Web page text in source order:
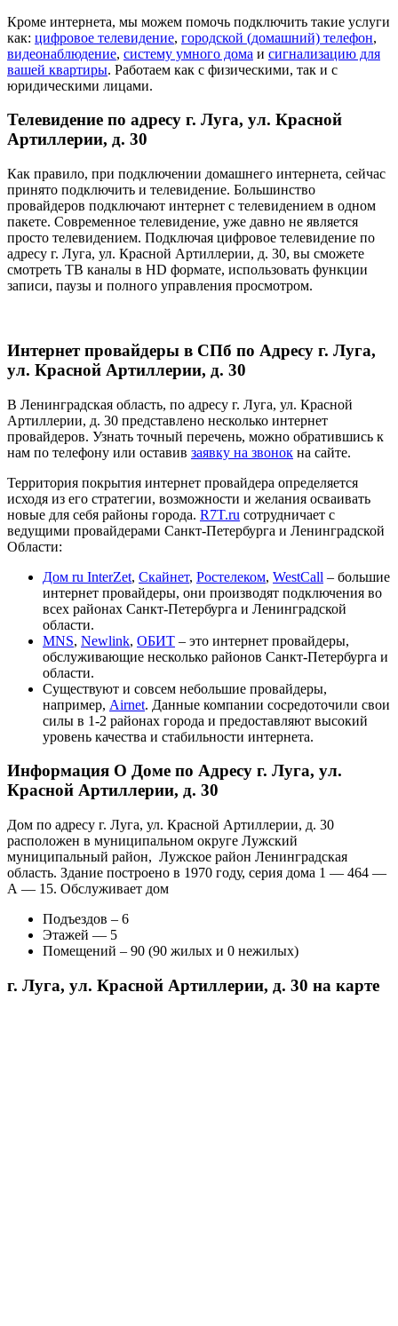
Кроме интернета, мы можем помочь подключить такие услуги
как: цифровое телевидение, городской (домашний) телефон,
видеонаблюдение, систему умного дома и сигнализацию для
вашей квартиры. Работаем как с физическими, так и с
юридическими лицами.
Телевидение по адресу г. Луга, ул. Красной
Артиллерии, д. 30
Как правило, при подключении домашнего интернета, сейчас
принято подключить и телевидение. Большинство
провайдеров подключают интернет с телевидением в одном
пакете. Современное телевидение, уже давно не является
просто телевидением. Подключая цифровое телевидение по
адресу г. Луга, ул. Красной Артиллерии, д. 30, вы сможете
смотреть ТВ каналы в HD формате, использовать функции
записи, паузы и полного управления просмотром.
Интернет провайдеры в СПб по Адресу г. Луга,
ул. Красной Артиллерии, д. 30
В Ленинградская область, по адресу г. Луга, ул. Красной
Артиллерии, д. 30 представлено несколько интернет
провайдеров. Узнать точный перечень, можно обратившись к
нам по телефону или оставив заявку на звонок на сайте.
Территория покрытия интернет провайдера определяется
исходя из его стратегии, возможности и желания осваивать
новые для себя районы города. R7T.ru сотрудничает с
ведущими провайдерами Санкт-Петербурга и Ленинградской
Области:
Дом ru InterZet, Скайнет, Ростелеком, WestCall – большие
интернет провайдеры, они производят подключения во
всех районах Санкт-Петербурга и Ленинградской
области.
MNS, Newlink, ОБИТ – это интернет провайдеры,
обслуживающие несколько районов Санкт-Петербурга и
области.
Существуют и совсем небольшие провайдеры,
например, Airnet. Данные компании сосредоточили свои
силы в 1-2 районах города и предоставляют высокий
уровень качества и стабильности интернета.
Информация О Доме по Адресу г. Луга, ул.
Красной Артиллерии, д. 30
Дом по адресу г. Луга, ул. Красной Артиллерии, д. 30
расположен в муниципальном округе Лужский
муниципальный район, Лужское район Ленинградская
область. Здание построено в 1970 году, серия дома 1 — 464 —
А — 15. Обслуживает дом
Подъездов – 6
Этажей — 5
Помещений – 90 (90 жилых и 0 нежилых)
г. Луга, ул. Красной Артиллерии, д. 30 на карте